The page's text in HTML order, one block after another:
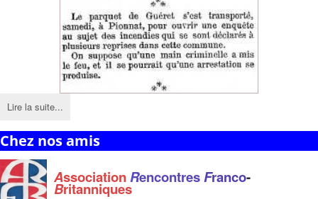
Lire la suite...
Chez nos amis
AssociationRencontresFranco-
Britanniques